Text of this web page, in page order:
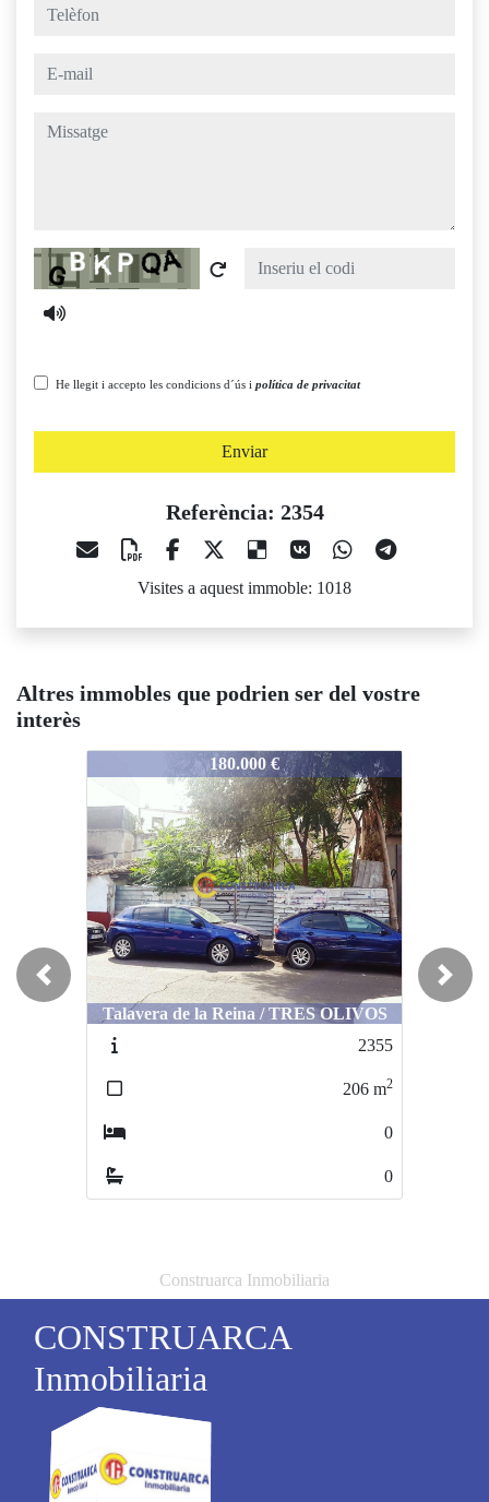
telèfon
e-mail
missatge
Captcha
He llegit i accepto les condicions d´ús i política de privacitat
Enviar
Referència: 2354
Visites a aquest immoble: 1018
Altres immobles que podrien ser del vostre
interès
180.000 €
Talavera de la Reina / TRES OLIVOS
2355
206m2
2354 155.000 €
Velada / CENTRO
Previous Next
Construarca Inmobiliaria
CONSTRUARCA
Inmobiliaria